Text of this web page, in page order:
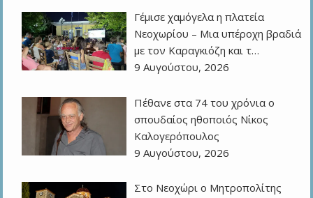
Γέμισε χαμόγελα η πλατεία
Νεοχωρίου – Μια υπέροχη βραδιά
με τον Καραγκιόζη και τ…
9 Αυγούστου, 2026
Πέθανε στα 74 του χρόνια ο
σπουδαίος ηθοποιός Νίκος
Καλογερόπουλος
9 Αυγούστου, 2026
Στο Νεοχώρι ο Μητροπολίτης